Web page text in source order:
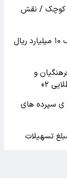
کوچک / نقش
طرح «ماهان دی»؛ پرداخت تسهیلات تا سقف ۱۰ میلیارد ریال
فرهنگیان و
۲»
ی سپرده های
تسهیلات